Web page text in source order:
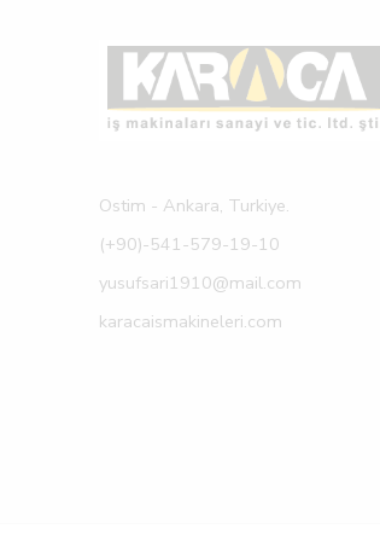
Ostim - Ankara, Turkiye.
(+90)-541-579-19-10
yusufsari1910@mail.com
karacaismakineleri.com